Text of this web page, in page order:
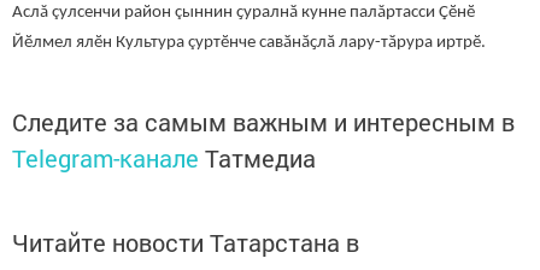
Аслă çулсенчи район çыннин ҫуралнӑ кунне палăртасси Çӗнӗ
Йӗлмел ялӗн Культура çуртӗнче савӑнӑҫлӑ лару-тӑрура иртрӗ.
Следите за самым важным и интересным в
Telegram-канале Татмедиа
Читайте новости Татарстана в